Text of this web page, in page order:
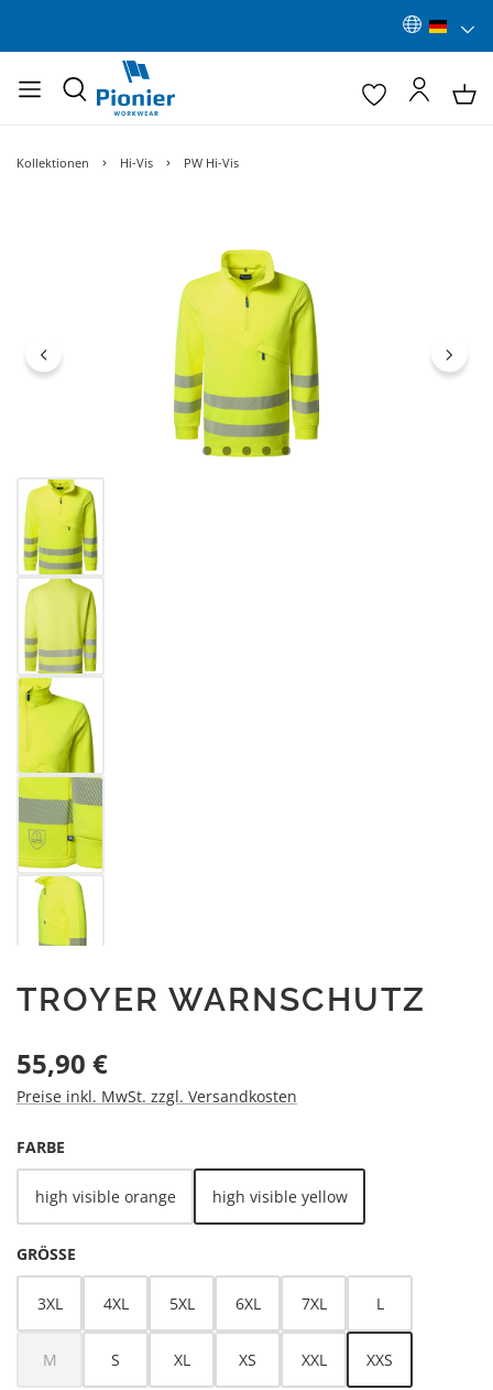
Kollektionen Hi-Vis PW Hi-Vis
TROYER WARNSCHUTZ
Regulärer Preis:
55,90 €
Preise inkl. MwSt. zzgl. Versandkosten
FARBE
high visible orange high visible yellow
GRÖSSE
3XL 4XL 5XL 6XL 7XL L
M
(Diese Option ist zurzeit nicht verfügbar.)
S XL XS XXL XXS